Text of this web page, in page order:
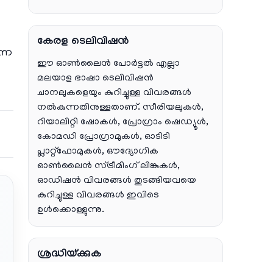
കേരള ടെലിവിഷൻ
ഈ ഓൺലൈൻ പോർട്ടൽ എല്ലാ
മലയാള ഭാഷാ ടെലിവിഷൻ
ചാനലുകളെയും കുറിച്ചുള്ള വിവരങ്ങൾ
നൽകുന്നതിനുള്ളതാണ്. സീരിയലുകൾ,
റിയാലിറ്റി ഷോകൾ, പ്രോഗ്രാം ഷെഡ്യൂൾ,
കോമഡി പ്രോഗ്രാമുകൾ, ഓടിടി
പ്ലാറ്റ്‌ഫോമുകൾ, ഔദ്യോഗിക
ഓൺലൈൻ സ്ട്രീമിംഗ് ലിങ്കുകൾ,
ഓഡിഷൻ വിവരങ്ങൾ തുടങ്ങിയവയെ
കുറിച്ചുള്ള വിവരങ്ങൾ ഇവിടെ
ഉൾക്കൊള്ളുന്നു.
ശ്രദ്ധിയ്ക്കുക